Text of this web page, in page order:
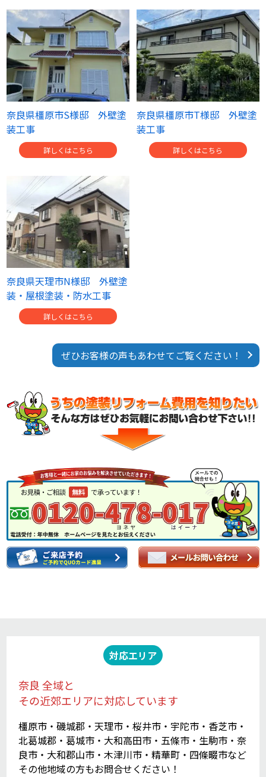
奈良県橿原市S様邸 外壁塗
装工事
詳しくはこちら
奈良県橿原市T様邸 外壁塗
装工事
詳しくはこちら
奈良県天理市N様邸 外壁塗
装・屋根塗装・防水工事
詳しくはこちら
ぜひお客様の声もあわせてご覧ください！
対応エリア
奈良 全域と
その近郊エリアに対応しています
橿原市・磯城郡・天理市・桜井市・宇陀市・香芝市・
北葛城郡・葛城市・大和高田市・五條市・生駒市・奈
良市・大和郡山市・木津川市・精華町・四條畷市など
その他地域の方もお問合せください！